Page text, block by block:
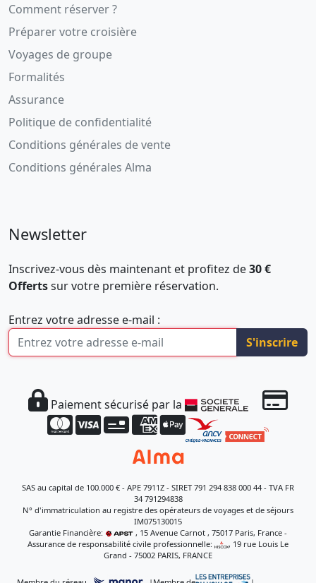
Comment réserver ?
Préparer votre croisière
Voyages de groupe
Formalités
Assurance
Politique de confidentialité
Conditions générales de vente
Conditions générales Alma
Newsletter
Inscrivez-vous dès maintenant et profitez de30 €
Offertssur votre première réservation.
Entrez votre adresse e-mail :
S'inscrire
Paiement sécurisé par la
SAS au capital de 100.000 € - APE 7911Z - SIRET 791 294 838 000 44 - TVA FR
34 791294838
N° d'immatriculation au registre des opérateurs de voyages et de séjours
IM075130015
Garantie Financière:
, 15 Avenue Carnot , 75017 Paris, France -
Assurance de responsabilité civile professionnelle:
, 19 rue Louis Le
Grand - 75002 PARIS, FRANCE